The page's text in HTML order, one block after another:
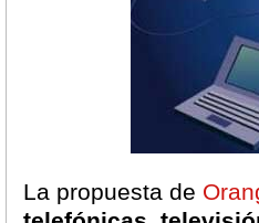
La propuesta de